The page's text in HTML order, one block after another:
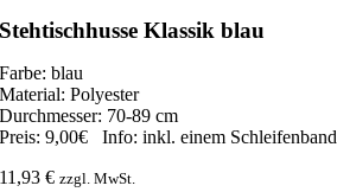
Stehtischhusse Klassik blau
Farbe: blau
Material: Polyester
Durchmesser: 70-89 cm
Preis: 9,00€ Info: inkl. einem Schleifenband
11,93€ zzgl. MwSt.